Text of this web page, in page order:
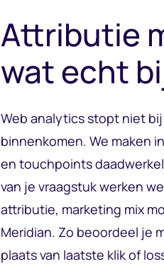
Attributie
wat echt
Web analytics stopt niet
binnenkomen. We maken
en touchpoints
van je vraagstuk werken
attributie, marketing mix
Meridian. Zo beoordeel je
plaats van laatste klik of